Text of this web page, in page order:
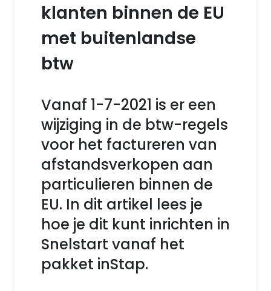
klanten binnen de EU
met buitenlandse
btw
Vanaf 1-7-2021 is er een
wijziging in de btw-regels
voor het factureren van
afstandsverkopen aan
particulieren binnen de
EU. In dit artikel lees je
hoe je dit kunt inrichten in
Snelstart vanaf het
pakket inStap.